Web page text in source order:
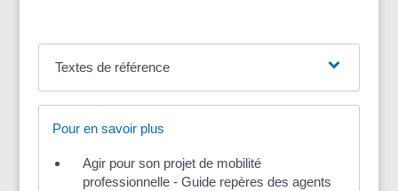
Textes de référence
Pour en savoir plus
Agir pour son projet de mobilité
professionnelle - Guide repères des agents